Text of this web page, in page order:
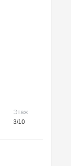
Этаж
3/10